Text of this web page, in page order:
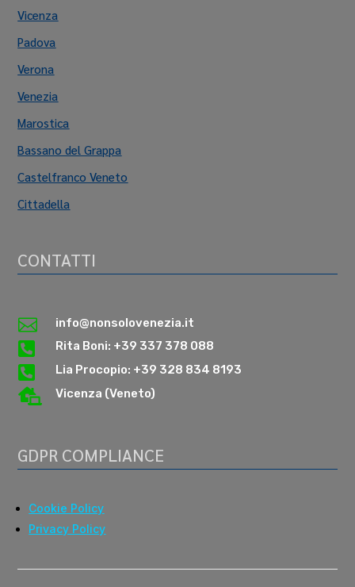
Vicenza
Padova
Verona
Venezia
Marostica
Bassano del Grappa
Castelfranco Veneto
Cittadella
CONTATTI
 info@nonsolovenezia.it
 Rita Boni: +39 337 378 088
 Lia Procopio: +39 328 834 8193
 Vicenza (Veneto)
GDPR COMPLIANCE
Cookie Policy
Privacy Policy